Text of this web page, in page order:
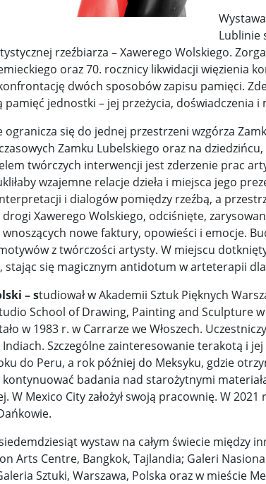
Świat u
Migracja legalna również jest pr ...
2025 – pasja, tradycja i przy ... Ciężka noc
rośnie. Kolejny kraj G7 zapowiada ... Sensy
nie jest zamknięta karta historii ... Wspólnota w
walka z ogniem ... Ratunek wśród ceglanych
Spacer z historią: „Warszawa śladami ... Wielka
dla ofiar ... Socjaliści w konspiracji ...
wieszczy koniec Polski 2050. „Szymon ... Powstańcy
u siebie ... Powstańcy prascy z pomocą walczącej
dla pacjentów onkologicznych. Ważny ... Prawda
starł się w internecie z byłym prezyd ... Ryszard
energia dla walczącej Warszaw ... Jak ułan
... Korea Południowa zainwestuje 350 mld
Stanom Zjednoczonym lekcji demokr ... Kim jest
Lublinie
rzeźbiarza – Xawerego Wolskiego.
oraz 70. rocznicy likwidacji więzienia
dwóch sposobów zapisu pamięci.
pamięć jednostki – jej przeżycia, doświadczenia i
ogranicza się do jednej przestrzeni wzgórza
Zamku Lubelskiego oraz na
twórczych interwencji jest zderzenie prac
wzajemne relacje dzieła i miejsca jego
i dialogów pomiędzy rzeźbą, a
Xawerego Wolskiego, odciśnięte,
wnoszących nowe faktury, opowieści i emocje.
z twórczości artysty. W miejscu
stając się magicznym antidotum w arteterapii
– studiował w Akademii Sztuk Pięknych
School of Drawing, Painting and Sculpture
w 1983 r. w Carrarze we Włoszech.
Indiach. Szczególne zainteresowanie terakotą i
do Peru, a rok później do Meksyku, gdzie
badania nad starożytnymi
W Mexico City założył swoją pracownię. W
wystaw na całym świecie między
Arts Centre, Bangkok, Tajlandia; Galeri
Sztuki, Warszawa, Polska oraz w mieście